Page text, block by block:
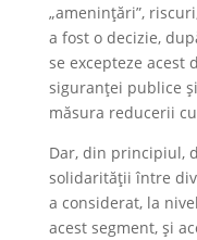
„amenințări”,
a fost o decizie,
se excepteze acest
siguranței publice
măsura reducerii
Dar, din principiul,
solidarității între
a considerat, la
acest segment, și